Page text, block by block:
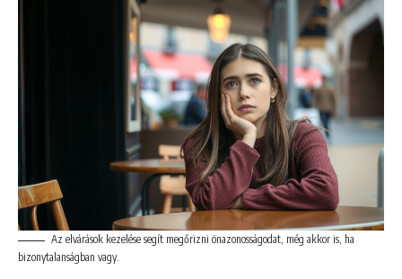
Az elvárások kezelése segít megőrizni önazonosságodat, még akkor is, ha
bizonytalanságban vagy.